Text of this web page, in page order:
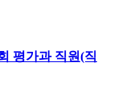
평가과 직원(직